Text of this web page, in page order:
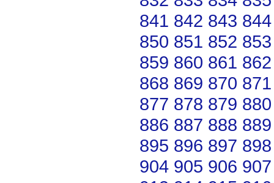
841 842 843 844
850 851 852 853
859 860 861 862
868 869 870 871
877 878 879 880
886 887 888 889
895 896 897 898
904 905 906 907